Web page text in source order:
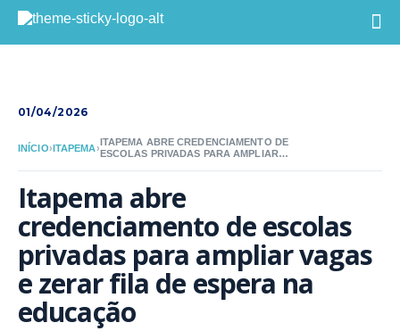
01/04/2026
INÍCIO›ITAPEMA›
ITAPEMA ABRE CREDENCIAMENTO DE
ESCOLAS PRIVADAS PARA AMPLIAR
Itapema abre
credenciamento de escolas
privadas para ampliar vagas
e zerar fila de espera na
educação